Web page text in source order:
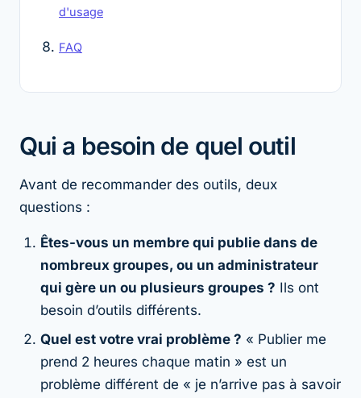
d'usage
FAQ
Qui a besoin de quel outil
Avant de recommander des outils, deux
questions :
Êtes-vous un membre qui publie dans de
nombreux groupes, ou un administrateur
qui gère un ou plusieurs groupes ? Ils ont
besoin d’outils différents.
Quel est votre vrai problème ? « Publier me
prend 2 heures chaque matin » est un
problème différent de « je n’arrive pas à savoir